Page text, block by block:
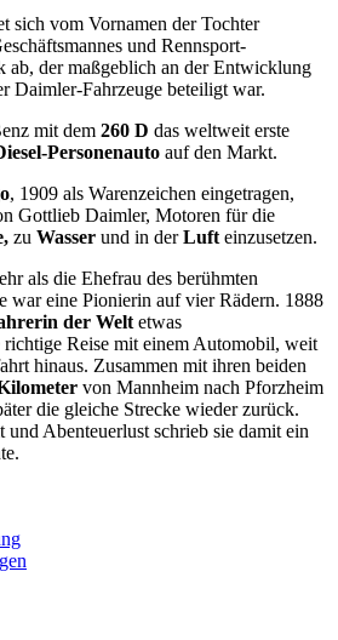
sich vom Vornamen der Tochter
und Rennsport-
ab, der maßgeblich an der Entwicklung
Daimler-Fahrzeuge beteiligt war.
mit dem 260 D das weltweit erste
Personenauto auf den Markt.
, 1909 als Warenzeichen eingetragen,
Gottlieb Daimler, Motoren für die
zu Wasser und in derLuft einzusetzen.
als die Ehefrau des berühmten
war eine Pionierin auf vier Rädern. 1888
der Welt etwas
Reise mit einem Automobil, weit
hinaus. Zusammen mit ihren beiden
von Mannheim nach Pforzheim
die gleiche Strecke wieder zurück.
Abenteuerlust schrieb sie damit ein